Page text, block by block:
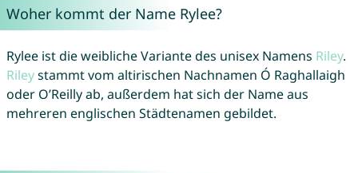
Woher kommt der Name Rylee?
Rylee ist die weibliche Variante des unisex Namens Riley.
Rileystammt vom altirischen Nachnamen Ó Raghallaigh
oder O’Reilly ab, außerdem hat sich der Name aus
mehreren englischen Städtenamen gebildet.